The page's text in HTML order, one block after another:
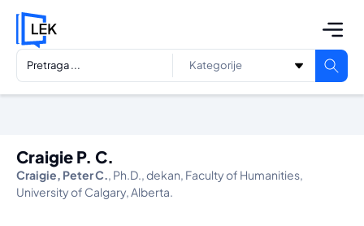
Craigie P. C.
Craigie, Peter C., Ph.D., dekan, Faculty of Humanities,
University of Calgary, Alberta.